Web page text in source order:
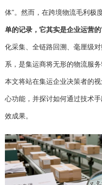
体”。然而，在跨境物流毛利极
单的记录，它其实是企业运营
化采集、全链路回溯、毫厘级
系，是集运商将无形的物流服
本文将站在集运企业决策者的
心功能，并探讨如何通过技术
效成果。